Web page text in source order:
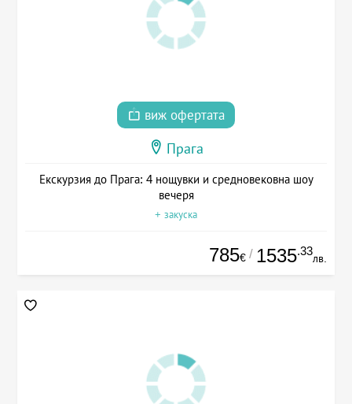
виж офертата
Прага
Екскурзия до Прага: 4 нощувки и средновековна шоу
вечеря
+ закуска
785€ / 1535.33
лв.